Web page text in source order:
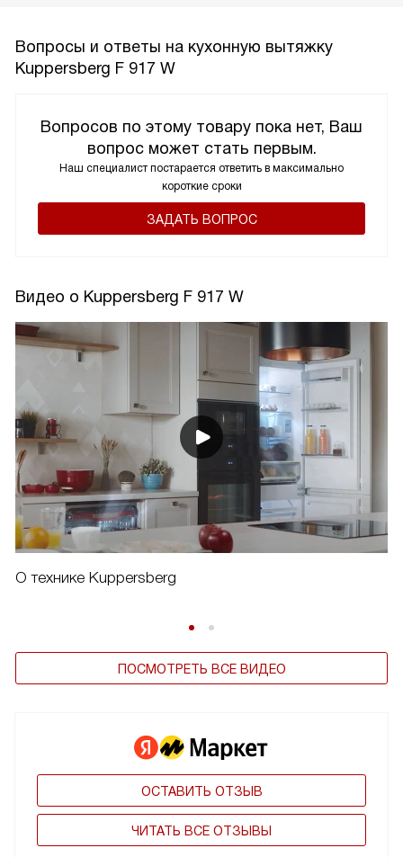
Вопросы и ответы на кухонную вытяжку
Kuppersberg F 917 W
Вопросов по этому товару пока нет, Ваш
вопрос может стать первым.
Наш специалист постарается ответить в максимально
короткие сроки
ЗАДАТЬ ВОПРОС
Видео о Kuppersberg F 917 W
О технике Kuppersberg
ПОСМОТРЕТЬ ВСЕ ВИДЕО
ОСТАВИТЬ ОТЗЫВ
ЧИТАТЬ ВСЕ ОТЗЫВЫ